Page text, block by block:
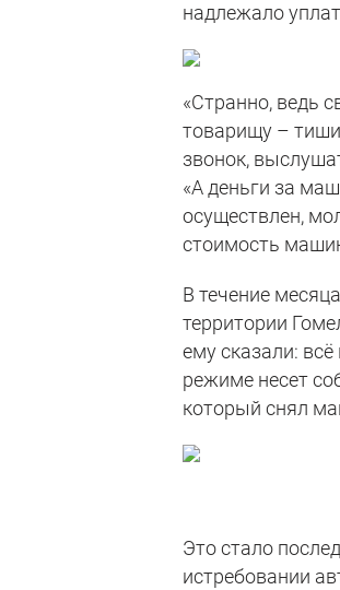
надлежало
«Странно, ведь
товарищу –
звонок,
«А деньги за
осуществлен,
стоимость
В течение
территории
ему сказали:
режиме несет
который снял
Это стало
истребовании